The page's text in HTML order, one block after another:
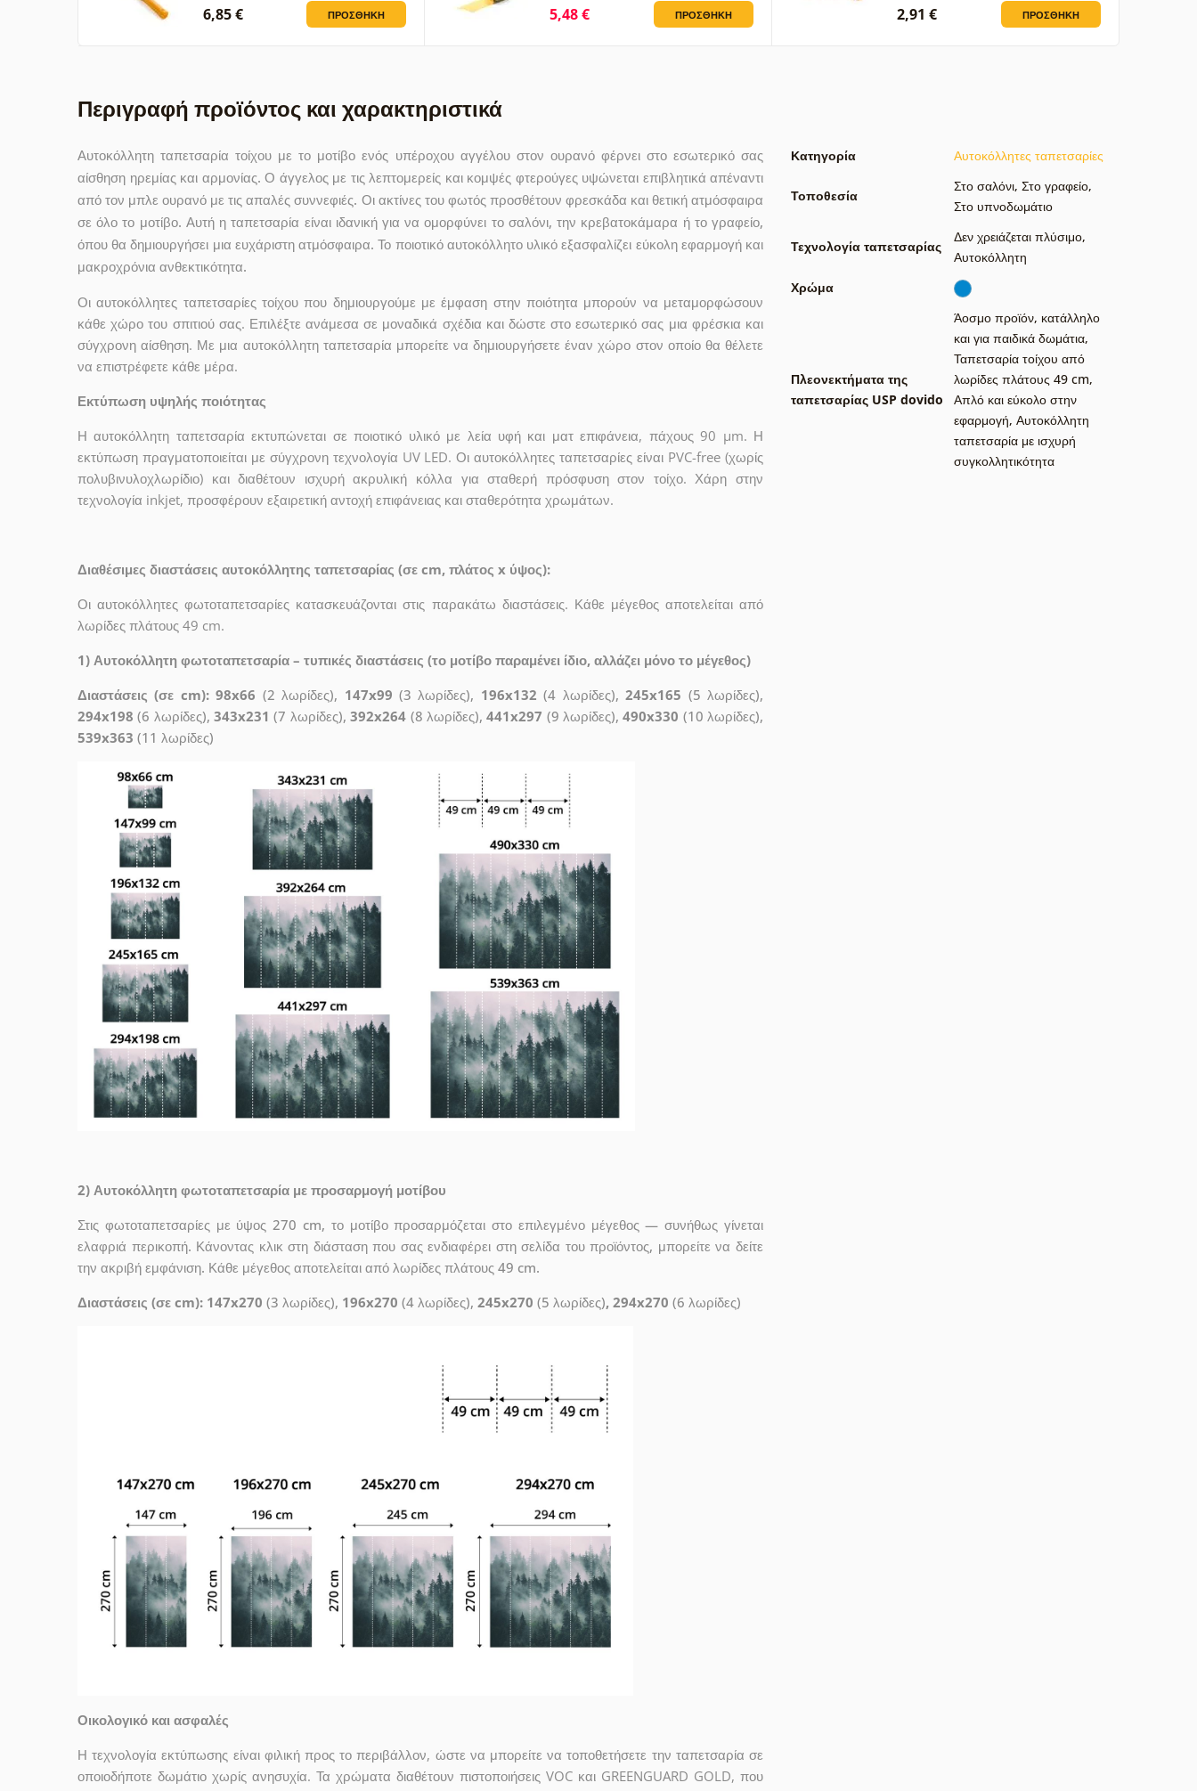
6,85 € ΠΡΟΣΘΉΚΗ 5,48 € ΠΡΟΣΘΉΚΗ 2,91 € ΠΡΟΣΘΉΚΗ
Περιγραφή προϊόντος και χαρακτηριστικά
Αυτοκόλλητη ταπετσαρία τοίχου με το μοτίβο ενός υπέροχου αγγέλου στον ουρανό φέρνει στο εσωτερικό σας
αίσθηση ηρεμίας και αρμονίας. Ο άγγελος με τις λεπτομερείς και κομψές φτερούγες υψώνεται επιβλητικά απέναντι
από τον μπλε ουρανό με τις απαλές συννεφιές. Οι ακτίνες του φωτός προσθέτουν φρεσκάδα και θετική ατμόσφαιρα
σε όλο το μοτίβο. Αυτή η ταπετσαρία είναι ιδανική για να ομορφύνει το σαλόνι, την κρεβατοκάμαρα ή το γραφείο,
όπου θα δημιουργήσει μια ευχάριστη ατμόσφαιρα. Το ποιοτικό αυτοκόλλητο υλικό εξασφαλίζει εύκολη εφαρμογή και
μακροχρόνια ανθεκτικότητα.
Οι αυτοκόλλητες ταπετσαρίες τοίχου που δημιουργούμε με έμφαση στην ποιότητα μπορούν να μεταμορφώσουν
κάθε χώρο του σπιτιού σας. Επιλέξτε ανάμεσα σε μοναδικά σχέδια και δώστε στο εσωτερικό σας μια φρέσκια και
σύγχρονη αίσθηση. Με μια αυτοκόλλητη ταπετσαρία μπορείτε να δημιουργήσετε έναν χώρο στον οποίο θα θέλετε
να επιστρέφετε κάθε μέρα.
Εκτύπωση υψηλής ποιότητας
Η αυτοκόλλητη ταπετσαρία εκτυπώνεται σε ποιοτικό υλικό με λεία υφή και ματ επιφάνεια, πάχους 90 µm. Η
εκτύπωση πραγματοποιείται με σύγχρονη τεχνολογία UV LED. Οι αυτοκόλλητες ταπετσαρίες είναι PVC-free (χωρίς
πολυβινυλοχλωρίδιο) και διαθέτουν ισχυρή ακρυλική κόλλα για σταθερή πρόσφυση στον τοίχο. Χάρη στην
τεχνολογία inkjet, προσφέρουν εξαιρετική αντοχή επιφάνειας και σταθερότητα χρωμάτων.
Διαθέσιμες διαστάσεις αυτοκόλλητης ταπετσαρίας (σε cm, πλάτος x ύψος):
Οι αυτοκόλλητες φωτοταπετσαρίες κατασκευάζονται στις παρακάτω διαστάσεις. Κάθε μέγεθος αποτελείται από
λωρίδες πλάτους 49 cm.
1) Αυτοκόλλητη φωτοταπετσαρία – τυπικές διαστάσεις (το μοτίβο παραμένει ίδιο, αλλάζει μόνο το μέγεθος)
Διαστάσεις (σε cm): 98x66 (2 λωρίδες), 147x99 (3 λωρίδες), 196x132 (4 λωρίδες),245x165 (5 λωρίδες),
294x198 (6 λωρίδες),343x231 (7 λωρίδες),392x264 (8 λωρίδες),441x297 (9 λωρίδες),490x330 (10 λωρίδες),
539x363 (11 λωρίδες)
2) Αυτοκόλλητη φωτοταπετσαρία με προσαρμογή μοτίβου
Στις φωτοταπετσαρίες με ύψος 270 cm, το μοτίβο προσαρμόζεται στο επιλεγμένο μέγεθος — συνήθως γίνεται
ελαφριά περικοπή. Κάνοντας κλικ στη διάσταση που σας ενδιαφέρει στη σελίδα του προϊόντος, μπορείτε να δείτε
την ακριβή εμφάνιση. Κάθε μέγεθος αποτελείται από λωρίδες πλάτους 49 cm.
Διαστάσεις (σε cm): 147x270 (3 λωρίδες), 196x270 (4 λωρίδες), 245x270 (5 λωρίδες), 294x270 (6 λωρίδες)
Οικολογικό και ασφαλές
Η τεχνολογία εκτύπωσης είναι φιλική προς το περιβάλλον, ώστε να μπορείτε να τοποθετήσετε την ταπετσαρία σε
οποιοδήποτε δωμάτιο χωρίς ανησυχία. Τα χρώματα διαθέτουν πιστοποιήσεις VOC και GREENGUARD GOLD, που
Κατηγορία Αυτοκόλλητες ταπετσαρίες
Τοποθεσία
Στο σαλόνι, Στο γραφείο,
Στο υπνοδωμάτιο
Τεχνολογία ταπετσαρίας
Δεν χρειάζεται πλύσιμο,
Αυτοκόλλητη
Χρώμα
Πλεονεκτήματα της
ταπετσαρίας USP dovido
Άοσμο προϊόν, κατάλληλο
και για παιδικά δωμάτια,
Ταπετσαρία τοίχου από
λωρίδες πλάτους 49 cm,
Απλό και εύκολο στην
εφαρμογή, Αυτοκόλλητη
ταπετσαρία με ισχυρή
συγκολλητικότητα